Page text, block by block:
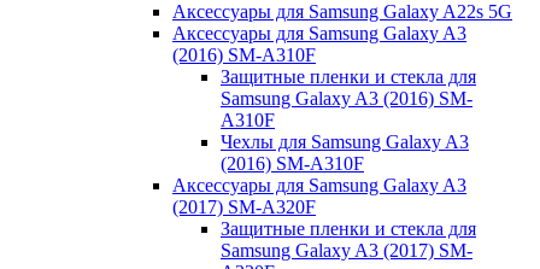
Аксессуары для Samsung Galaxy A22s 5G
Аксессуары для Samsung Galaxy A3
(2016) SM-A310F
Защитные пленки и стекла для
Samsung Galaxy A3 (2016) SM-
A310F
Чехлы для Samsung Galaxy A3
(2016) SM-A310F
Аксессуары для Samsung Galaxy A3
(2017) SM-A320F
Защитные пленки и стекла для
Samsung Galaxy A3 (2017) SM-